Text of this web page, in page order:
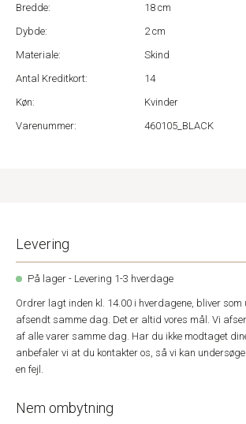
Bredde:
18 cm
Dybde:
2 cm
Materiale:
Skind
Antal Kreditkort:
14
Køn:
Kvinder
Varenummer:
460105_BLACK
Levering
På lager - Levering 1-3 hverdage
Ordrer lagt inden kl. 14.00 i hverdagene, bliver
afsendt samme dag. Det er altid vores mål. Vi
af alle varer samme dag. Har du ikke modtaget
anbefaler vi at du kontakter os, så vi kan
en fejl.
Nem ombytning